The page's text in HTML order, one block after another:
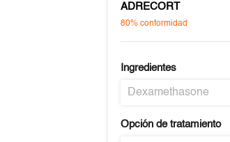
ADRECORT
80% conformidad
Ingredientes
Dexamethasone
Opción de tratamiento